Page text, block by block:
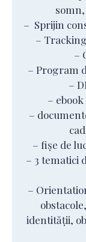
– Sprijin
–
–
– Program
–
–
–
– fișe de
– 3 tematici
–
identității,